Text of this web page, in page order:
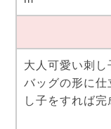
大人可愛い刺し
バッグの形に仕
し子をすれば完